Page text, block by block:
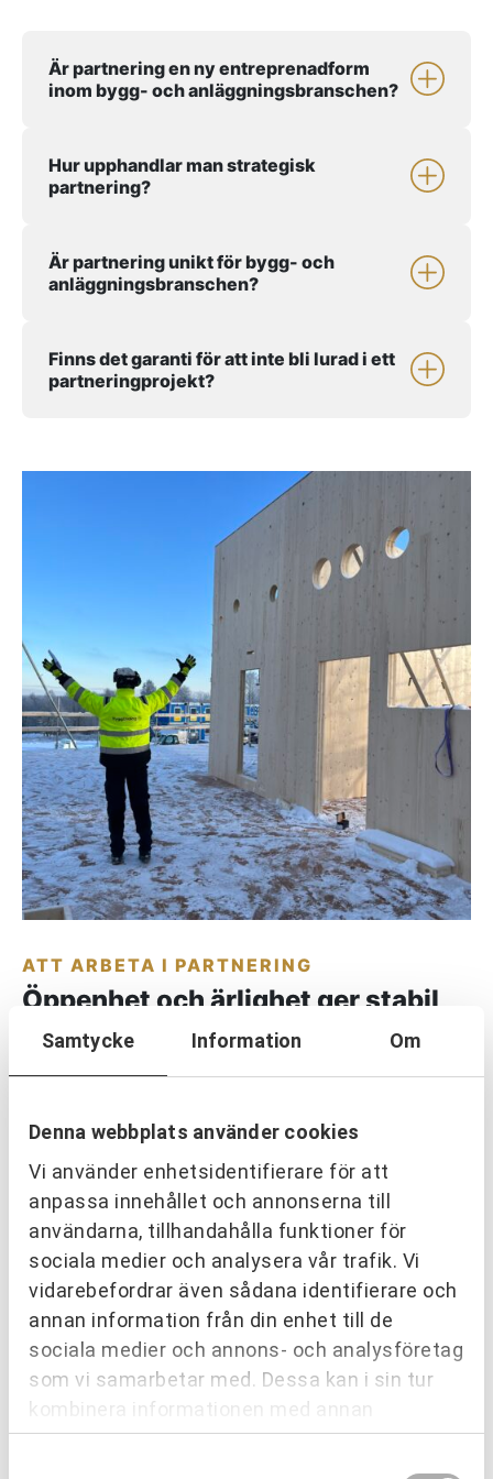
Samtycke Information Om
Denna webbplats använder cookies
Vi använder enhetsidentifierare för att
anpassa innehållet och annonserna till
användarna, tillhandahålla funktioner för
sociala medier och analysera vår trafik. Vi
vidarebefordrar även sådana identifierare och
annan information från din enhet till de
sociala medier och annons- och analysföretag
som vi samarbetar med. Dessa kan i sin tur
kombinera informationen med annan
information som du har tillhandahållit eller
som de har samlat in när du har använt deras
Är partnering en ny entreprenadform
inom bygg- och anläggningsbranschen?
Hur upphandlar man strategisk
partnering?
Är partnering unikt för bygg- och
anläggningsbranschen?
Finns det garanti för att inte bli lurad i ett
partneringprojekt?
ATT ARBETA I PARTNERING
Öppenhet och ärlighet ger stabil
grund
I partnering kliver beställaren in och är en aktiv part i
möten och med i processen från den stund
avslutas.
Läs mer